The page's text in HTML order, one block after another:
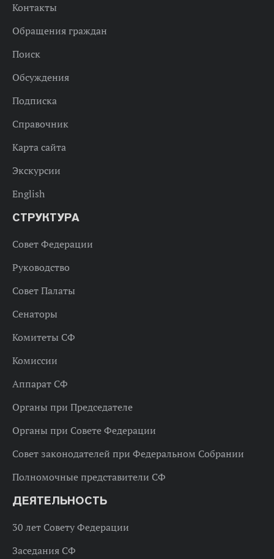
Контакты
Обращения граждан
Поиск
Обсуждения
Подписка
Справочник
Карта сайта
Экскурсии
English
СТРУКТУРА
Совет Федерации
Руководство
Совет Палаты
Сенаторы
Комитеты СФ
Комиссии
Аппарат СФ
Органы при Председателе
Органы при Совете Федерации
Совет законодателей при Федеральном Собрании
Полномочные представители СФ
ДЕЯТЕЛЬНОСТЬ
30 лет Совету Федерации
Заседания СФ